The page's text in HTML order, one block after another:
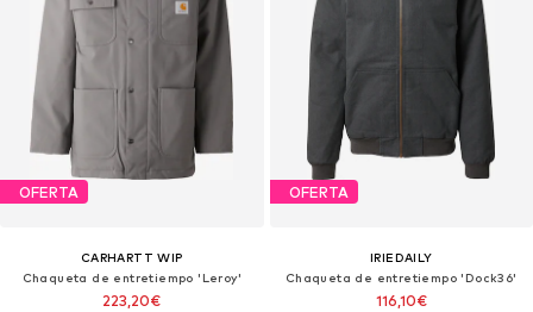
OFERTA
CARHARTT WIP
Chaqueta de entretiempo 'Leroy'
223,20€
OFERTA
IRIEDAILY
Chaqueta de entretiempo 'Dock36'
116,10€